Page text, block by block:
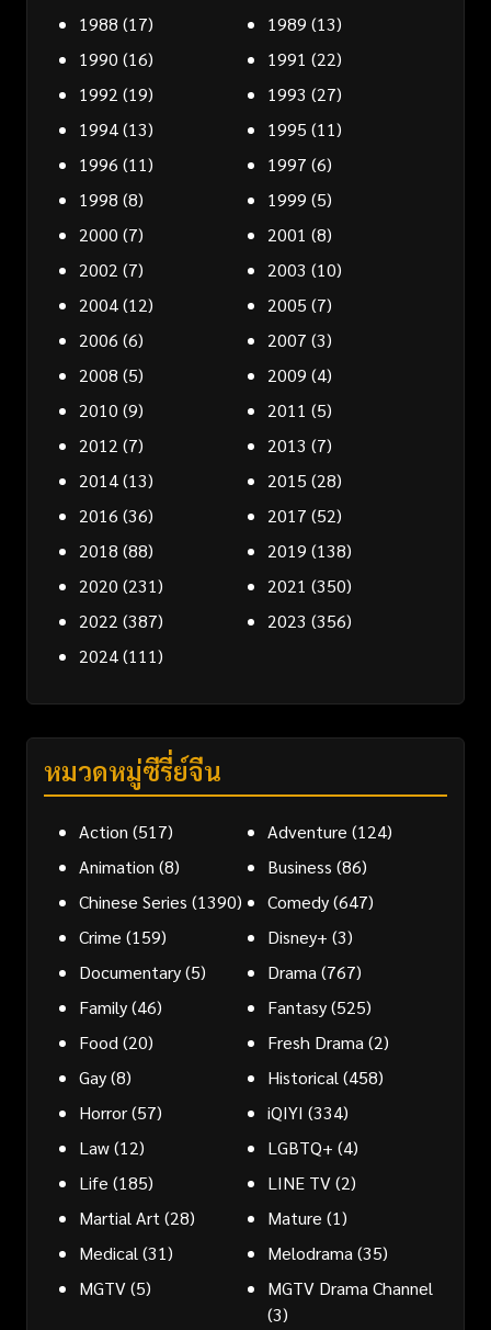
1988 (17) 1989 (13)
1990 (16) 1991 (22)
1992 (19) 1993 (27)
1994(13) 1995 (11)
1996 (11) 1997 (6)
1998 (8) 1999 (5)
2000 (7) 2001 (8)
2002 (7) 2003 (10)
2004(12) 2005 (7)
2006 (6) 2007 (3)
2008 (5) 2009 (4)
2010 (9) 2011 (5)
2012 (7) 2013 (7)
2014(13) 2015 (28)
2016 (36) 2017 (52)
2018 (88) 2019 (138)
2020 (231) 2021 (350)
2022 (387) 2023 (356)
2024(111)
หมวดหมู่ซีรี่ย์จีน
Action (517) Adventure (124)
Animation (8) Business (86)
Chinese Series (1390) Comedy(647)
Crime (159) Disney+ (3)
Documentary(5) Drama (767)
Family(46) Fantasy(525)
Food (20) Fresh Drama (2)
Gay(8) Historical (458)
Horror(57) iQIYI (334)
Law(12) LGBTQ+ (4)
Life (185) LINE TV(2)
Martial Art (28) Mature (1)
Medical (31) Melodrama (35)
MGTV(5)
MGTV Drama Channel
(3)